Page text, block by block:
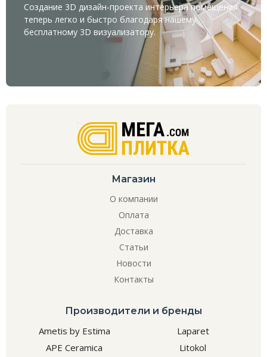
Создание 3D дизайн-проекта интерьера помещения
теперь легко и быстро благодаря нашему
бесплатному 3D визуализатору.
Магазин
О компании
Оплата
Доставка
Статьи
Новости
Контакты
Производители и бренды
Ametis by Estima
APE Ceramica
Laparet
Litokol